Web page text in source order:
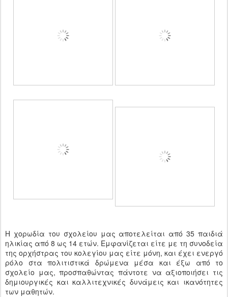
Η χορωδία του σχολείου μας αποτελείται από 35 παιδιά
ηλικίας από 8 ως 14 ετών. Εμφανίζεται είτε με τη συνοδεία
της ορχήστρας του κολεγίου μας είτε μόνη, και έχει ενεργό
ρόλο στα πολιτιστικά δρώμενα μέσα και έξω από το
σχολείο μας, προσπαθώντας πάντοτε να αξιοποιήσει τις
δημιουργικές και καλλιτεχνικές δυνάμεις και ικανότητες
των μαθητών.